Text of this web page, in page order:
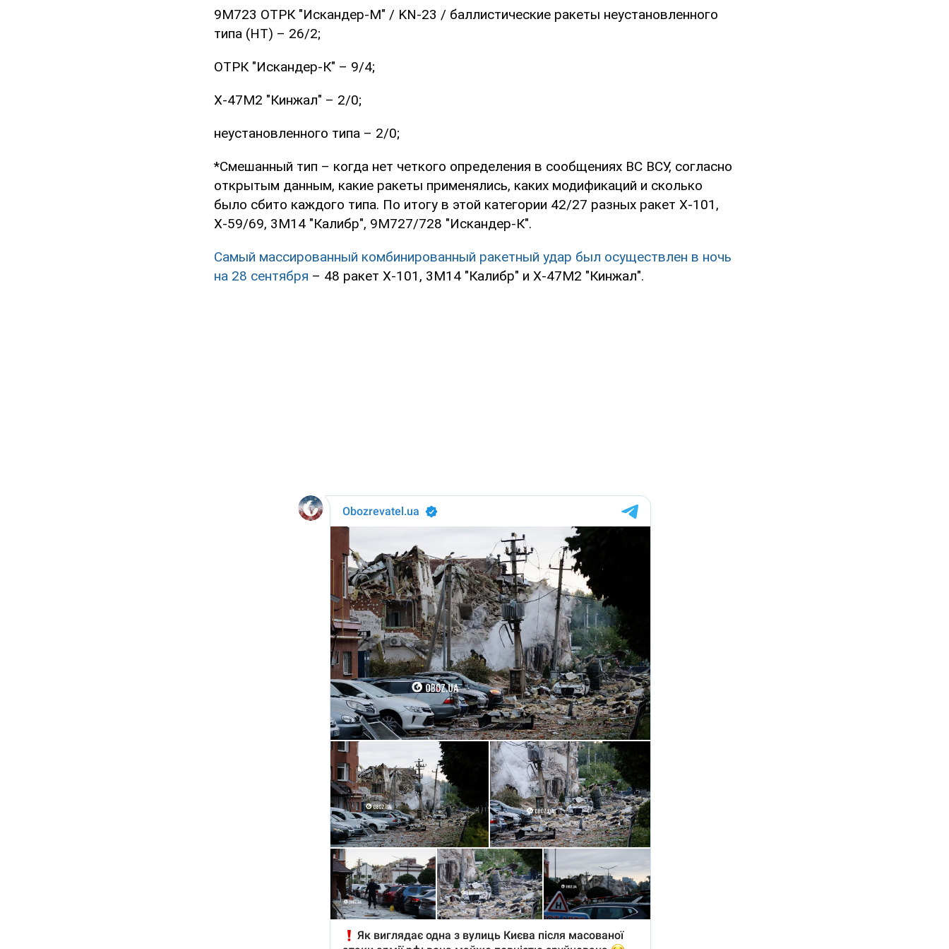
9М723 ОТРК "Искандер-М" / KN-23 / баллистические ракеты неустановленного
типа (НТ) – 26/2;
ОТРК "Искандер-К" – 9/4;
Х-47М2 "Кинжал" – 2/0;
неустановленного типа – 2/0;
*Смешанный тип – когда нет четкого определения в сообщениях ВС ВСУ, согласно
открытым данным, какие ракеты применялись, каких модификаций и сколько
было сбито каждого типа. По итогу в этой категории 42/27 разных ракет Х-101,
Х-59/69, 3М14 "Калибр", 9M727/728 "Искандер-К".
Самый массированный комбинированный ракетный удар был осуществлен в ночь
на 28 сентября – 48 ракет Х-101, 3М14 "Калибр" и Х-47М2 "Кинжал".